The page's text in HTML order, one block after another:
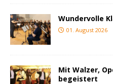
Wundervolle
01. August 2026
Mit Walzer,
begeistert